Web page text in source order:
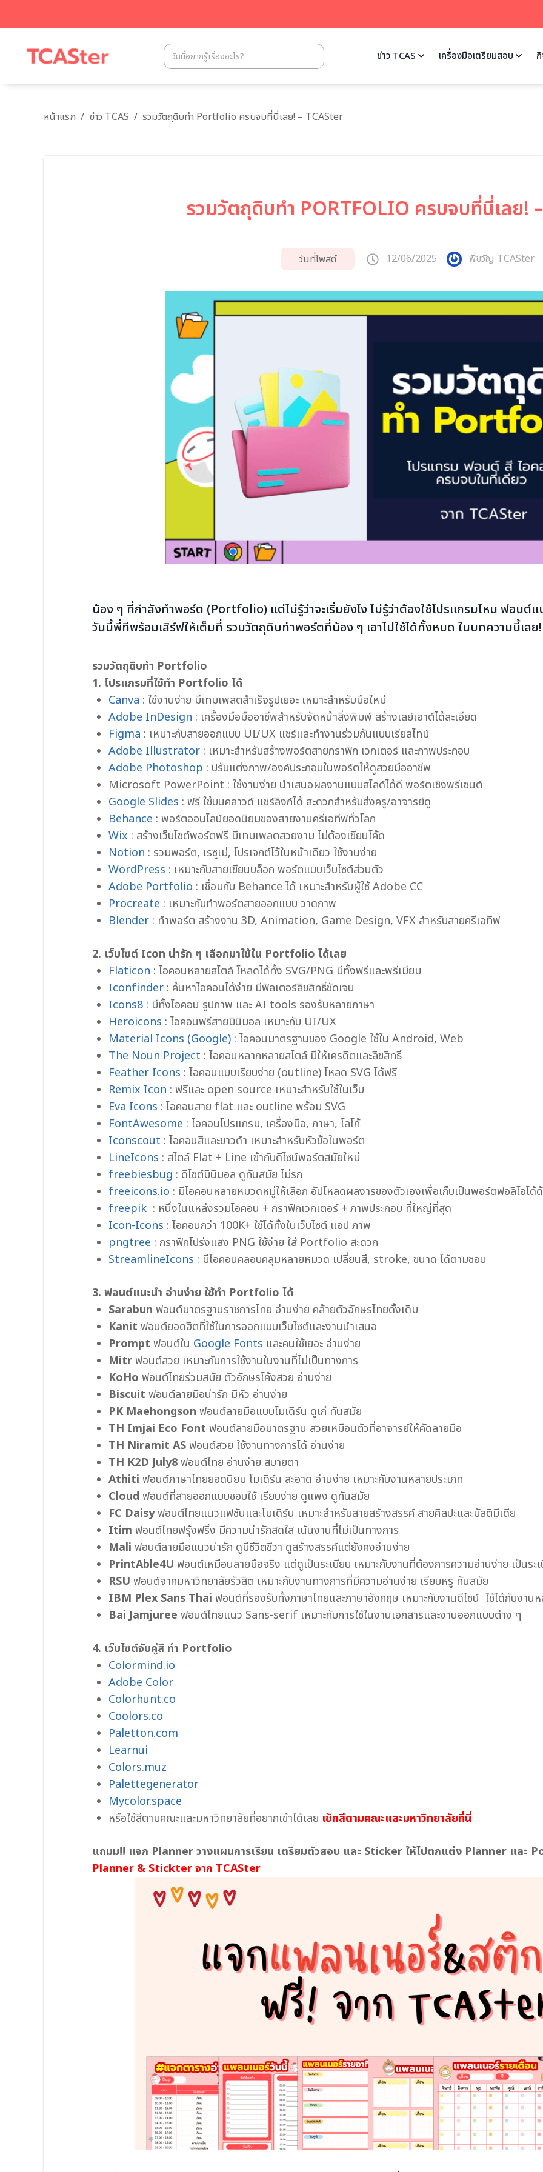
ข่าว TCAS เครื่องมือเตรียมสอบ
หน้าแรก / ข่าว TCAS / รวมวัตถุดิบทำ Portfolio ครบจบที่นี่เลย! – TCASter
รวมวัตถุดิบทำ PORTFOLIO ครบจบที่นี่เลย!
วันที่โพสต์ 12/06/2025 พี่ขวัญ TCASter
น้อง ๆ ที่กำลังทำพอร์ต (Portfolio) แต่ไม่รู้ว่าจะเริ่มยังไง ไม่รู้ว่าต้องใช้โปรแกรมไหน ฟอนต์
วันนี้พี่ทีพร้อมเสิร์ฟให้เต็มที่ รวมวัตถุดิบทำพอร์ตที่น้อง ๆ เอาไปใช้ได้ทั้งหมด ในบทความนี้เลย!
รวมวัตถุดิบทำ Portfolio
1. โปรแกรมที่ใช้ทำ Portfolio ได้
Canva : ใช้งานง่าย มีเทมเพลตสำเร็จรูปเยอะ เหมาะสำหรับมือใหม่
Adobe InDesign : เครื่องมือมืออาชีพสำหรับจัดหน้าสิ่งพิมพ์ สร้างเลย์เอาต์ได้ละเอียด
Figma : เหมาะกับสายออกแบบ UI/UX แชร์และทำงานร่วมกันแบบเรียลไทม์
Adobe Illustrator : เหมาะสำหรับสร้างพอร์ตสายกราฟิก เวกเตอร์ และภาพประกอบ
Adobe Photoshop : ปรับแต่งภาพ/องค์ประกอบในพอร์ตให้ดูสวยมืออาชีพ
Microsoft PowerPoint : ใช้งานง่าย นำเสนอผลงานแบบสไลด์ได้ดี พอร์ตเชิงพรีเซนต์
Google Slides : ฟรี ใช้บนคลาวด์ แชร์ลิงก์ได้ สะดวกสำหรับส่งครู/อาจารย์ดู
Behance : พอร์ตออนไลน์ยอดนิยมของสายงานครีเอทีฟทั่วโลก
Wix : สร้างเว็บไซต์พอร์ตฟรี มีเทมเพลตสวยงาม ไม่ต้องเขียนโค้ด
Notion : รวมพอร์ต, เรซูเม่, โปรเจกต์ไว้ในหน้าเดียว ใช้งานง่าย
WordPress : เหมาะกับสายเขียนบล็อก พอร์ตแบบเว็บไซต์ส่วนตัว
Adobe Portfolio : เชื่อมกับ Behance ได้ เหมาะสำหรับผู้ใช้ Adobe CC
Procreate : เหมาะกับทำพอร์ตสายออกแบบ วาดภาพ
Blender : ทำพอร์ต สร้างงาน 3D, Animation, Game Design, VFX สำหรับสายครีเอทีฟ
2. เว็บไซต์ Icon น่ารัก ๆ เลือกมาใช้ใน Portfolio ได้เลย
Flaticon : ไอคอนหลายสไตล์ โหลดได้ทั้ง SVG/PNG มีทั้งฟรีและพรีเมียม
Iconfinder : ค้นหาไอคอนได้ง่าย มีฟิลเตอร์ลิขสิทธิ์ชัดเจน
Icons8 : มีทั้งไอคอน รูปภาพ และ AI tools รองรับหลายภาษา
Heroicons : ไอคอนฟรีสายมินิมอล เหมาะกับ UI/UX
Material Icons (Google) : ไอคอนมาตรฐานของ Google ใช้ใน Android, Web
The Noun Project : ไอคอนหลากหลายสไตล์ มีให้เครดิตและลิขสิทธิ์
Feather Icons : ไอคอนแบบเรียบง่าย (outline) โหลด SVG ได้ฟรี
Remix Icon : ฟรีและ open source เหมาะสำหรับใช้ในเว็บ
Eva Icons : ไอคอนสาย flat และ outline พร้อม SVG
FontAwesome : ไอคอนโปรแกรม, เครื่องมือ, ภาษา, โลโก้
Iconscout : ไอคอนสีและขาวดำ เหมาะสำหรับหัวข้อในพอร์ต
LineIcons : สไตล์ Flat + Line เข้ากับดีไซน์พอร์ตสมัยใหม่
freebiesbug : ดีไซต์มินิมอล ดูทันสมัย ไม่รก
freeicons.io : มีไอคอนหลายหมวดหมู่ให้เลือก อัปโหลดผลงารของตัวเองเพื่อเก็บเป็นพอร์ตฟอลิโอได้
freepik : หนึ่งในแหล่งรวมไอคอน + กราฟิกเวกเตอร์ + ภาพประกอบ ที่ใหญ่ที่สุด
Icon-Icons : ไอคอนกว่า 100K+ ใช้ได้ทั้งในเว็บไซต์ แอป ภาพ
pngtree : กราฟิกโปร่งแสง PNG ใช้ง่าย ใส่ Portfolio สะดวก
StreamlineIcons : มีไอคอนคลอบคลุมหลายหมวด เปลี่ยนสี, stroke, ขนาด ได้ตามชอบ
3. ฟอนต์แนะนำ อ่านง่าย ใช้ทำ Portfolio ได้
Sarabun ฟอนต์มาตรฐานราชการไทย อ่านง่าย คล้ายตัวอักษรไทยดั้งเดิม
Kanit ฟอนต์ยอดฮิตที่ใช้ในการออกแบบเว็บไซต์และงานนำเสนอ
Prompt ฟอนต์ใน Google Fonts และคนใช้เยอะ อ่านง่าย
Mitrฟอนต์สวย เหมาะกับการใช้งานในงานที่ไม่เป็นทางการ
KoHo ฟอนต์ไทยร่วมสมัย ตัวอักษรโค้งสวย อ่านง่าย
Biscuit ฟอนต์ลายมือน่ารัก มีหัว อ่านง่าย
PK Maehongson ฟอนต์ลายมือแบบโมเดิร์น ดูเก๋ ทันสมัย
TH Imjai Eco Font ฟอนต์ลายมือมาตรฐาน สวยเหมือนตัวที่อาจารย์ให้คัดลายมือ
TH Niramit ASฟอนต์สวย ใช้งานทางการได้ อ่านง่าย
TH K2D July8ฟอนต์ไทย อ่านง่าย สบายตา
Athiti ฟอนต์ภาษาไทยยอดนิยม โมเดิร์น สะอาด อ่านง่าย เหมาะกับงานหลายประเภท
Cloud ฟอนต์ที่สายออกแบบชอบใช้ เรียบง่าย ดูแพง ดูทันสมัย
FC Daisyฟอนต์ไทยแนวแฟชันและโมเดิร์น เหมาะสำหรับสายสร้างสรรค์ สายศิลปะและมัลติมีเดีย
Itim ฟอนต์ไทยฟรุ้งฟริ้ง มีความน่ารักสดใส เน้นงานที่ไม่เป็นทางการ
Mali ฟอนต์ลายมือแนวน่ารัก ดูมีชีวิตชีวา ดูสร้างสรรค์แต่ยังคงอ่านง่าย
PrintAble4U ฟอนต์เหมือนลายมือจริง แต่ดูเป็นระเบียบ เหมาะกับงานที่ต้องการความอ่านง่าย เป็นระ
RSU ฟอนต์จากมหาวิทยาลัยรัวสิต เหมาะกับงานทางการที่มีความอ่านง่าย เรียบหรู ทันสมัย
IBM Plex Sans Thai ฟอนต์ที่รองรับทั้งภาษาไทยและภาษาอังกฤษ เหมาะกับงานดีไซน์ ใช้ได้กับงานห
Bai Jamjuree ฟอนต์ไทยแนว Sans-serif เหมาะกับการใช้ในงานเอกสารและงานออกแบบต่าง ๆ
4. เว็บไซต์จับคู่สี ทำ Portfolio
Colormind.io
Adobe Color
Colorhunt.co
Coolors.co
Paletton.com
Learnui
Colors.muz
Palettegenerator
Mycolor.space
หรือใช้สีตามคณะและมหาวิทยาลัยที่อยากเข้าได้เลย เช็กสีตามคณะและมหาวิทยาลัยที่นี่
แถมม!! แจก Planner วางแผนการเรียน เตรียมตัวสอบ และ Sticker ให้ไปตกแต่ง Planner และ
Planner & Stickter จาก TCASter